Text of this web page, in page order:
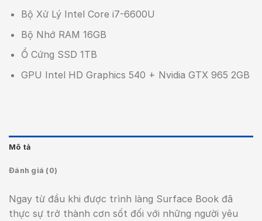
Bộ Xử Lý Intel Core i7-6600U
Bộ Nhớ RAM 16GB
Ổ Cứng SSD 1TB
GPU Intel HD Graphics 540 + Nvidia GTX 965 2GB
Mô tả
Đánh giá (0)
Ngay từ đầu khi được trình làng Surface Book đã
thực sự trở thành cơn sốt đối với những người yêu